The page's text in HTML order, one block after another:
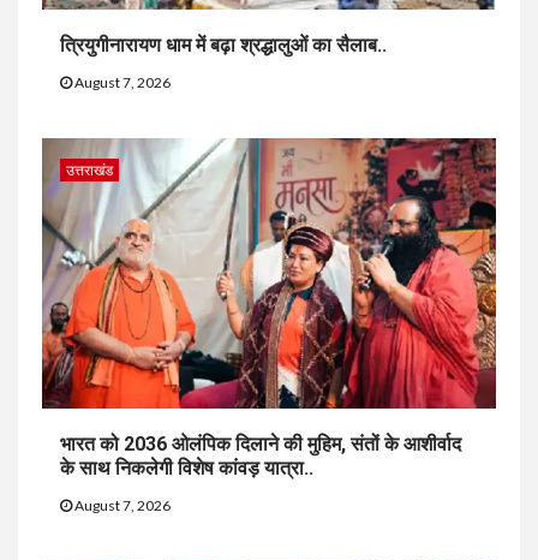
त्रियुगीनारायण धाम में बढ़ा श्रद्धालुओं का सैलाब..
August 7, 2026
उत्तराखंड
भारत को 2036 ओलंपिक दिलाने की मुहिम, संतों के आशीर्वाद
के साथ निकलेगी विशेष कांवड़ यात्रा..
August 7, 2026